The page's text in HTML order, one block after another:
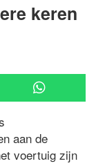
keren
aan de
voertuig zijn